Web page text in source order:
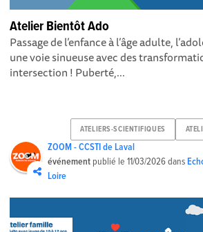
Atelier Bientôt Ado
Passage de l’enfance à l’âge adulte,
une voie sinueuse avec des
intersection ! Puberté,...
ATELIERS-SCIENTIFIQUES
ZOOM - CCSTI de Laval
événement publié le11/03/2026dans
Loire